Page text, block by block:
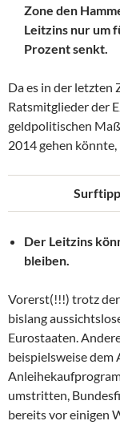
Zone den
Leitzins nur um
Prozent senkt.
Da es in der letzten
Ratsmitglieder der
geldpolitischen
2014 gehen
Der Leitzins
bleiben.
Vorerst(!!!) trotz
bislang
Eurostaaten.
beispielsweise dem
umstritten,
bereits vor einigen